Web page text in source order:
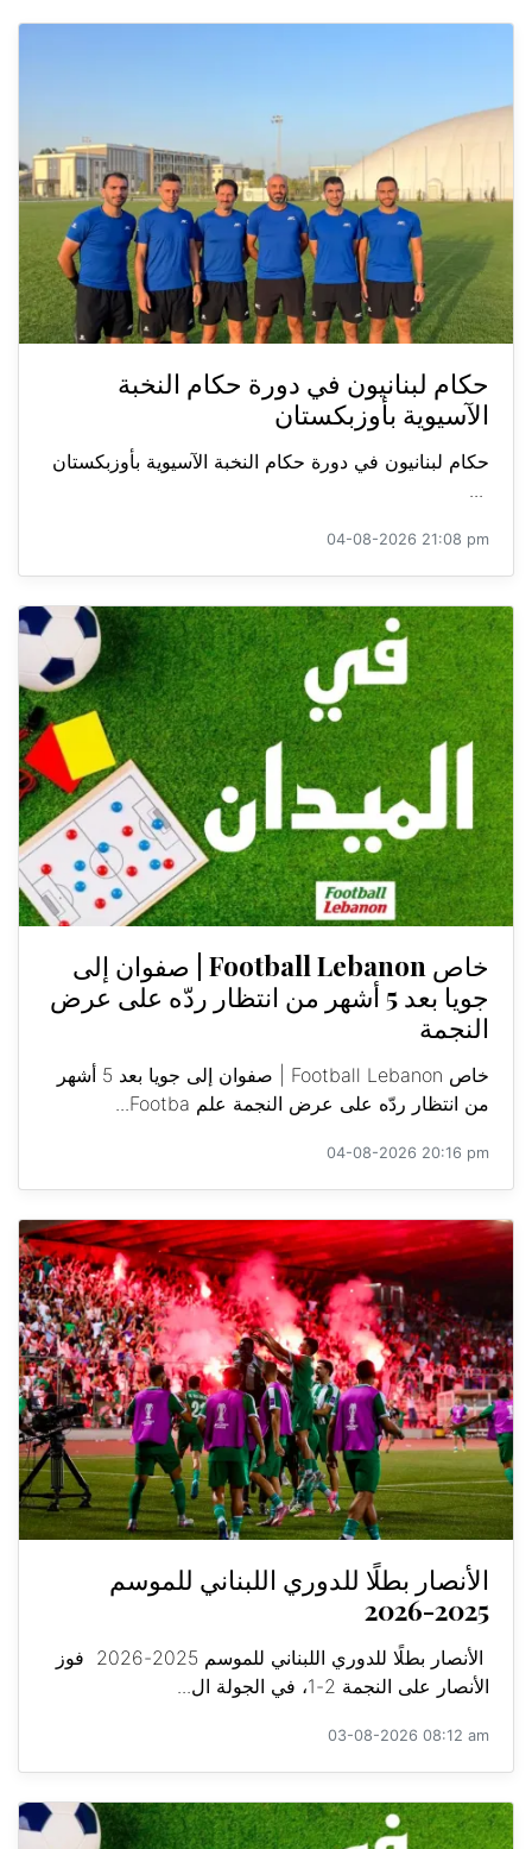
حكام لبنانيون في دورة حكام النخبة
الآسيوية بأوزبكستان
حكام لبنانيون في دورة حكام النخبة الآسيوية بأوزبكستان
...
04-08-2026 21:08 pm
خاص Football Lebanon | صفوان إلى
جويا بعد 5 أشهر من انتظار ردّه على عرض
النجمة
خاص Football Lebanon | صفوان إلى جويا بعد 5 أشهر
من انتظار ردّه على عرض النجمة علم Footba...
04-08-2026 20:16 pm
الأنصار بطلًا للدوري اللبناني للموسم
2025-2026
الأنصار بطلًا للدوري اللبناني للموسم 2025-2026 فوز
الأنصار على النجمة 2-1، في الجولة ال...
03-08-2026 08:12 am